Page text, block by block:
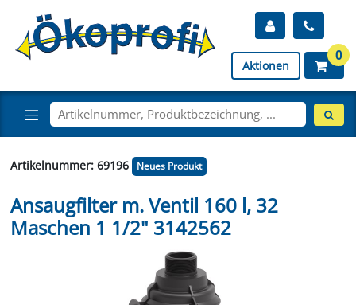
Aktionen
0
Artikelnummer: 69196 Neues Produkt
Ansaugfilter m. Ventil 160 l, 32
Maschen 1 1/2" 3142562